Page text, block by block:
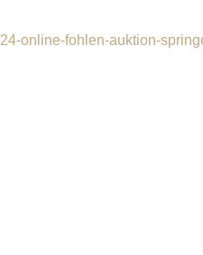
online-fohlen-auktion-